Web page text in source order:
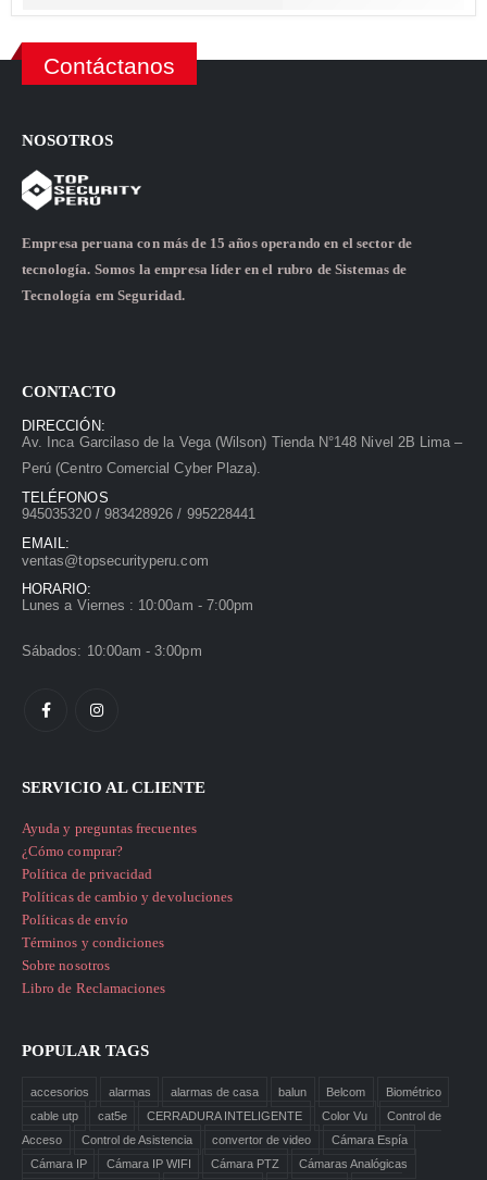
Contáctanos
NOSOTROS
Empresa peruana con más de 15 años operando en el sector de
tecnología. Somos la empresa líder en el rubro de Sistemas de
Tecnología em Seguridad.
CONTACTO
DIRECCIÓN:
Av. Inca Garcilaso de la Vega (Wilson) Tienda N°148 Nivel 2B Lima –
Perú (Centro Comercial Cyber Plaza).
TELÉFONOS
945035320 / 983428926 / 995228441
EMAIL:
ventas@topsecurityperu.com
HORARIO:
Lunes a Viernes : 10:00am - 7:00pm
Sábados: 10:00am - 3:00pm
SERVICIO AL CLIENTE
Ayuda y preguntas frecuentes
¿Cómo comprar?
Política de privacidad
Políticas de cambio y devoluciones
Políticas de envío
Términos y condiciones
Sobre nosotros
Libro de Reclamaciones
POPULAR TAGS
accesorios alarmas alarmas de casa balun Belcom
Biométrico
cable utp
cat5e CERRADURA INTELIGENTE Color Vu
Control de
Acceso
Control de Asistencia convertor de video
Cámara Espía
Cámara IP
Cámara IP WIFI Cámara PTZ Cámaras Analógicas